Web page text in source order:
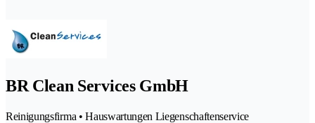
BR Clean Services GmbH
Reinigungsfirma • Hauswartungen Liegenschaftenservice